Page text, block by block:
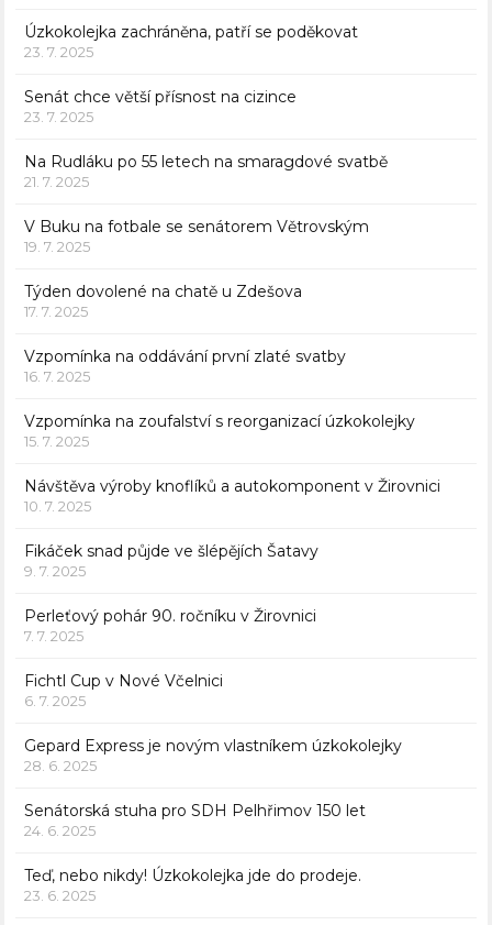
Úzkokolejka zachráněna, patří se poděkovat
23. 7. 2025
Senát chce větší přísnost na cizince
23. 7. 2025
Na Rudláku po 55 letech na smaragdové svatbě
21. 7. 2025
V Buku na fotbale se senátorem Větrovským
19. 7. 2025
Týden dovolené na chatě u Zdešova
17. 7. 2025
Vzpomínka na oddávání první zlaté svatby
16. 7. 2025
Vzpomínka na zoufalství s reorganizací úzkokolejky
15. 7. 2025
Návštěva výroby knoflíků a autokomponent v Žirovnici
10. 7. 2025
Fikáček snad půjde ve šlépějích Šatavy
9. 7. 2025
Perleťový pohár 90. ročníku v Žirovnici
7. 7. 2025
Fichtl Cup v Nové Včelnici
6. 7. 2025
Gepard Express je novým vlastníkem úzkokolejky
28. 6. 2025
Senátorská stuha pro SDH Pelhřimov 150 let
24. 6. 2025
Teď, nebo nikdy! Úzkokolejka jde do prodeje.
23. 6. 2025